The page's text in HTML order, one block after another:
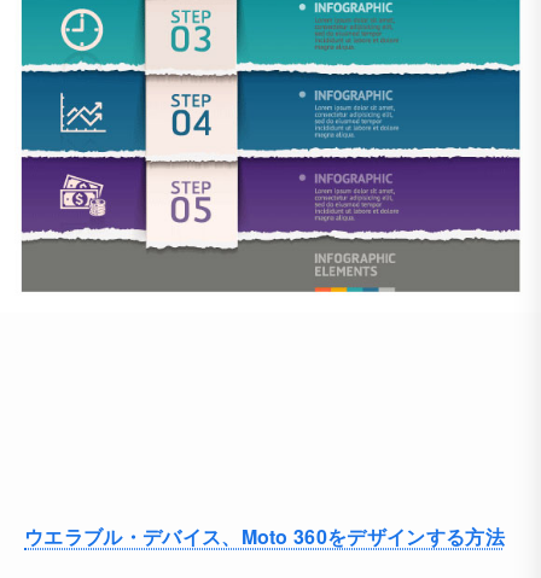
ウエラブル・デバイス、Moto 360をデザインする方法